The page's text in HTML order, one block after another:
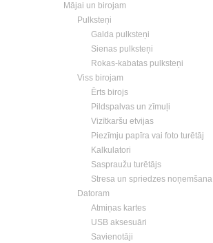
Mājai un birojam
Pulksteņi
Galda pulksteņi
Sienas pulksteņi
Rokas-kabatas pulksteņi
Viss birojam
Ērts birojs
Pildspalvas un zīmuļi
Vizītkaršu etvijas
Piezīmju papīra vai foto turētāj
Kalkulatori
Saspraužu turētājs
Stresa un spriedzes noņemšana
Datoram
Atmiņas kartes
USB aksesuāri
Savienotāji